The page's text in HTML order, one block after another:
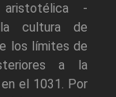
-
la cultura de
los límites de
a la
en el 1031. Por